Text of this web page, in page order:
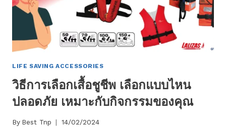
ใจ
LIFE SAVING ACCESSORIES
วิธีการเลือกเสื้อชูชีพ เลือกแบบไหน
ปลอดภัย เหมาะกับกิจกรรมของคุณ
By Best Tnp 14/02/2024